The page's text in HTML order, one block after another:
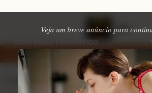
Veja um breve anúncio para
apps de namoro que permitem enviar fotos e
⏱ 12 min de leitura